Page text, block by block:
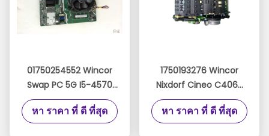
01750254552 Wincor
Swap PC 5G I5-4570
PC AMT อัพเกรด
Windows10 Migration
หา ราคา ที่ ดี ที่สุด
1750193276 Wincor
Nixdorf Cineo C4060
ATM Parts หัวหน้าโมดูล
หลัก W.Drive
หา ราคา ที่ ดี ที่สุด